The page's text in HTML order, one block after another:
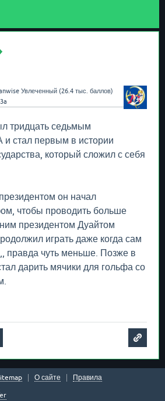
Увлеченный (26.4 тыс. баллов)
тридцать седьмым
стал первым в истории
который сложил с себя
он начал
чтобы проводить больше
президентом Дуайтом
играть даже когда сам
правда чуть меньше. Позже в
дарить мячики для гольфа со
О сайте
Правила